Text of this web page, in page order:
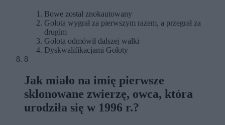
Bowe został znokautowany
Gołota wygrał za pierwszym razem, a przegrał za
drugim
Gołota odmówił dalszej walki
Dyskwalifikacjami Gołoty
8
Jak miało na imię pierwsze
sklonowane zwierzę, owca, która
urodziła się w 1996 r.?